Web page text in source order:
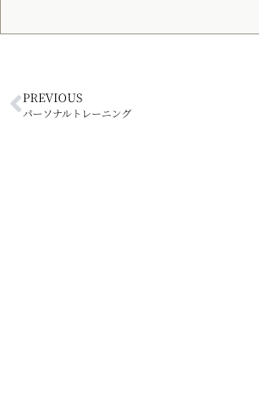
PREVIOUS
パーソナルトレーニング